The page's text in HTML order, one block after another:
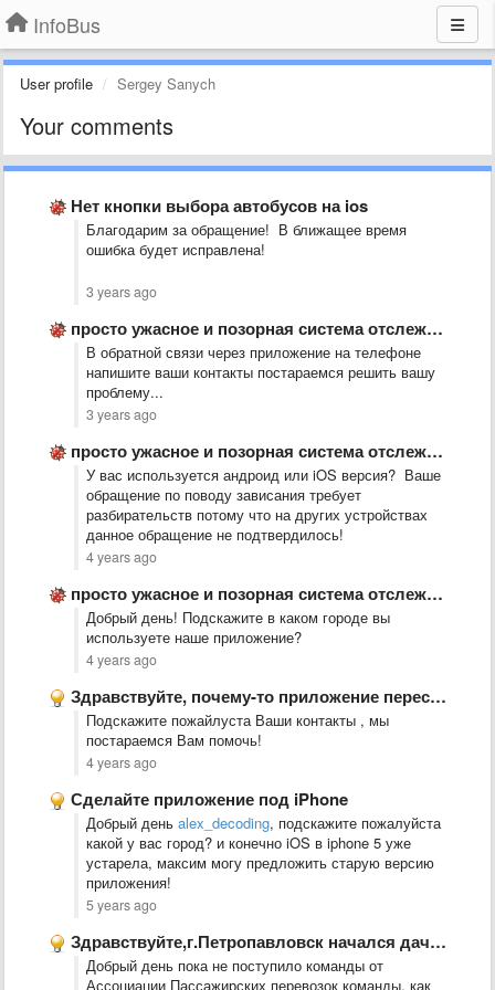
InfoBus
User profile Sergey Sanych
Your comments
Нет кнопки выбора автобусов на ios
Благодарим за обращение! В ближащее время
ошибка будет исправлена!
3 years ago
просто ужасное и позорная система отслеживания ГПС. а автобусы ездят …
В обратной связи через приложение на телефоне
напишите ваши контакты постараемся решить вашу
проблему...
3 years ago
просто ужасное и позорная система отслеживания ГПС. а автобусы ездят …
У вас используется андроид или iOS версия? Ваше
обращение по поводу зависания требует
разбирательств потому что на других устройствах
данное обращение не подтвердилось!
4 years ago
просто ужасное и позорная система отслеживания ГПС. а автобусы ездят …
Добрый день! Подскажите в каком городе вы
используете наше приложение?
4 years ago
Здравствуйте, почему-то приложение перестало работать на айфоне, уже переустанавливала несколько …
Подскажите пожайлуста Ваши контакты , мы
постараемся Вам помочь!
4 years ago
Сделайте приложение под iPhone
Добрый день alex_decoding, подскажите пожалуйста
какой у вас город? и конечно iOS в iphone 5 уже
устарела, максим могу предложить старую версию
приложения!
5 years ago
Здравствуйте,г.Петропавловск начался дачный сезон пожалуйста добавьте дачные автобусы в приложение
Добрый день пока не поступило команды от
Ассоциации Пассажирских перевозок команды, как